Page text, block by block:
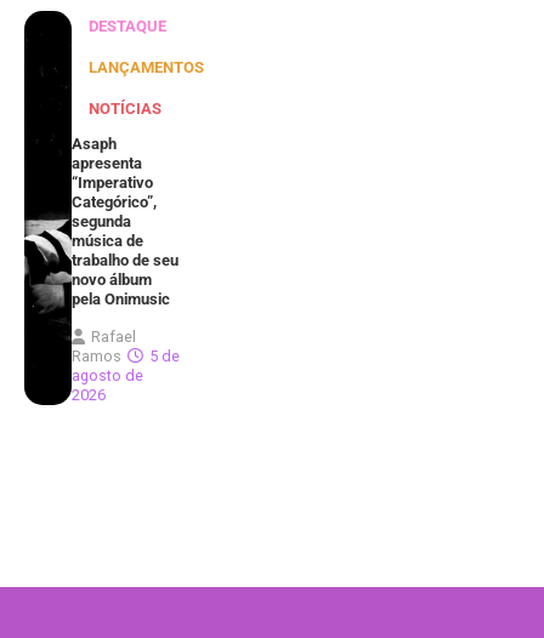
DESTAQUE
LANÇAMENTOS
NOTÍCIAS
Asaph
apresenta
“Imperativo
Categórico”,
segunda
música de
trabalho de seu
novo álbum
pela Onimusic
Rafael
Ramos
5 de
agosto de
2026